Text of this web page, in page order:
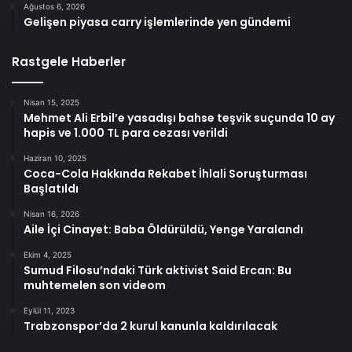
Ağustos 6, 2026
Gelişen piyasa carry işlemlerinde yen gündemi
Rastgele Haberler
Nisan 15, 2025
Mehmet Ali Erbil’e yasadışı bahse teşvik suçunda 10 ay
hapis ve 1.000 TL para cezası verildi
Haziran 10, 2025
Coca-Cola Hakkında Rekabet İhlali Soruşturması
Başlatıldı
Nisan 16, 2026
Aile İçi Cinayet: Baba Öldürüldü, Yenge Yaralandı
Ekim 4, 2025
Sumud Filosu’ndaki Türk aktivist Said Ercan: Bu
muhtemelen son videom
Eylül 11, 2023
Trabzonspor’da 2 kurul kanunla kaldırılacak